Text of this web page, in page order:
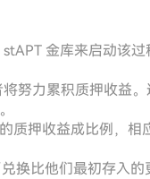
金库来启动该
努力累积质押收益
质押收益成比例，相
换比他们最初存入